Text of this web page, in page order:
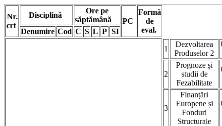
Nr.
crt
Disciplină
Ore pe
săptămână
PC
Formă
de
eval.
Denumire Cod C S L P SI
1
Dezvoltarea
Produselor 2
2
Prognoze și
studii de
Fezabilitate
3
Finanțări
Europene și
Fonduri
Structurale